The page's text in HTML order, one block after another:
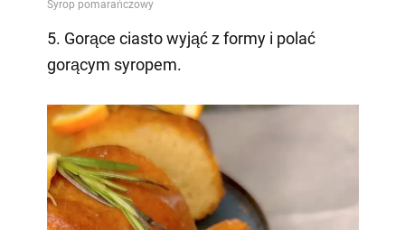
5. Gorące ciasto wyjąć z formy i polać
gorącym syropem.